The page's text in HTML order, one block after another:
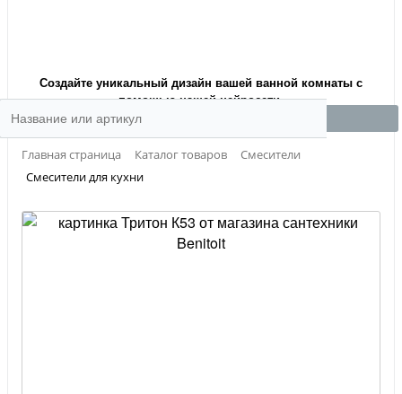
Создайте уникальный дизайн вашей ванной комнаты с
помощью нашей нейросети.
Главная страница Каталог товаров
Смесители
Смесители для кухни